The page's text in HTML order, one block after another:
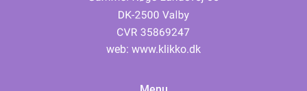
web: www.klikko.dk